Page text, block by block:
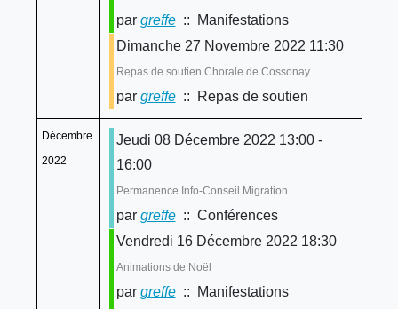
par greffe:: Manifestations
Dimanche 27 Novembre 2022 11:30
Repas de soutien Chorale de Cossonay
par greffe:: Repas de soutien
Décembre
2022
Jeudi 08 Décembre 2022 13:00 -
16:00
Permanence Info-Conseil Migration
par greffe:: Conférences
Vendredi 16 Décembre 2022 18:30
Animations de Noël
par greffe:: Manifestations